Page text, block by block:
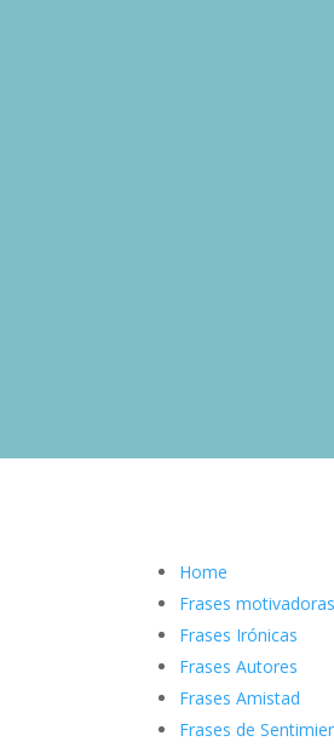
Home
Frases motivadoras
Frases Irónicas
Frases Autores
Frases Amistad
Frases de